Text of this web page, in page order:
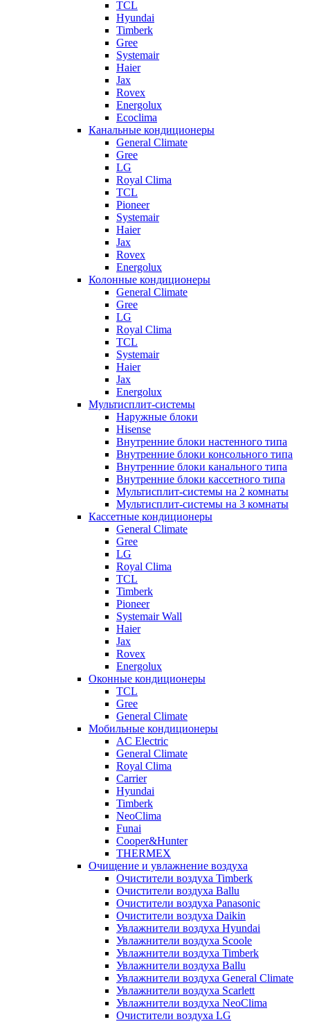
TCL
Hyundai
Timberk
Gree
Systemair
Haier
Jax
Rovex
Energolux
Ecoclima
Канальные кондиционеры
General Climate
Gree
LG
Royal Clima
TCL
Pioneer
Systemair
Haier
Jax
Rovex
Energolux
Колонные кондиционеры
General Climate
Gree
LG
Royal Clima
TCL
Systemair
Haier
Jax
Energolux
Мультисплит-системы
Наружные блоки
Hisense
Внутренние блоки настенного типа
Внутренние блоки консольного типа
Внутренние блоки канального типа
Внутренние блоки кассетного типа
Мультисплит-системы на 2 комнаты
Мультисплит-системы на 3 комнаты
Кассетные кондиционеры
General Climate
Gree
LG
Royal Clima
TCL
Timberk
Pioneer
Systemair Wall
Haier
Jax
Rovex
Energolux
Оконные кондиционеры
TCL
Gree
General Climate
Мобильные кондиционеры
AC Electric
General Climate
Royal Clima
Carrier
Hyundai
Timberk
NeoClima
Funai
Cooper&Hunter
THERMEX
Очищение и увлажнение воздуха
Очистители воздуха Timberk
Очистители воздуха Ballu
Очистители воздуха Panasonic
Очистители воздуха Daikin
Увлажнители воздуха Hyundai
Увлажнители воздуха Scoole
Увлажнители воздуха Timberk
Увлажнители воздуха Ballu
Увлажнители воздуха General Climate
Увлажнители воздуха Scarlett
Увлажнители воздуха NeoClima
Очистители воздуха LG